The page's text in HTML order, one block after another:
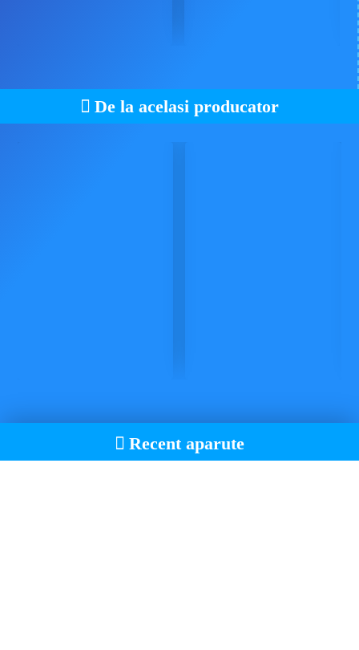
De la acelasi producator
Recent aparute